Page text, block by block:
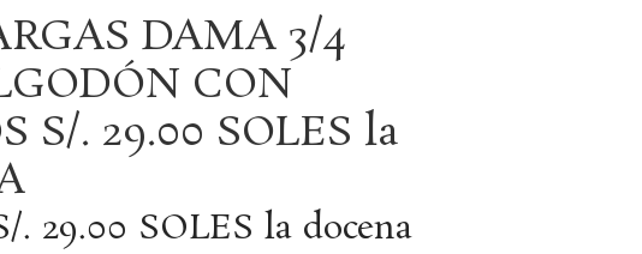
DAMA 3/4
CON
S/. 29.00 SOLES la
. 29.00 SOLES la docena